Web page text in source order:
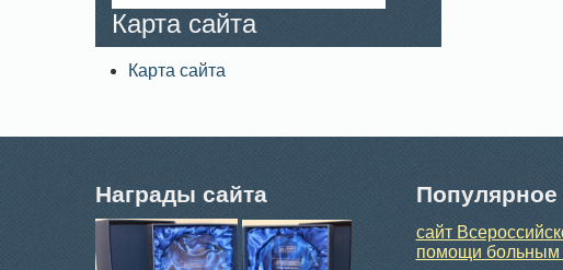
Карта сайта
Карта сайта
Награды сайта Популярное
сайт
помощи больным